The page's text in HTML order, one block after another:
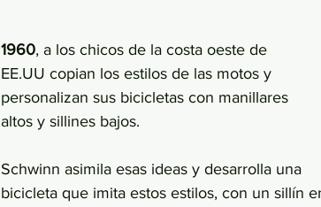
1960, a los chicos de la costa oeste de
EE.UU copian los estilos de las motos y
personalizan sus bicicletas con manillares
altos y sillines bajos.
Schwinn asimila esas ideas y desarrolla una
bicicleta que imita estos estilos, con un sillín